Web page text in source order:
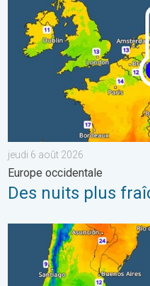
jeudi 6 août 2026
Europe occidentale
Des nuits plus
L'hiver bat son plein en